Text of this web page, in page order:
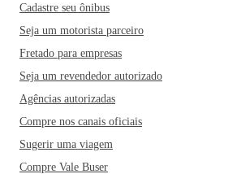
Cadastre seu ônibus
Seja um motorista parceiro
Fretado para empresas
Seja um revendedor autorizado
Agências autorizadas
Compre nos canais oficiais
Sugerir uma viagem
Compre Vale Buser